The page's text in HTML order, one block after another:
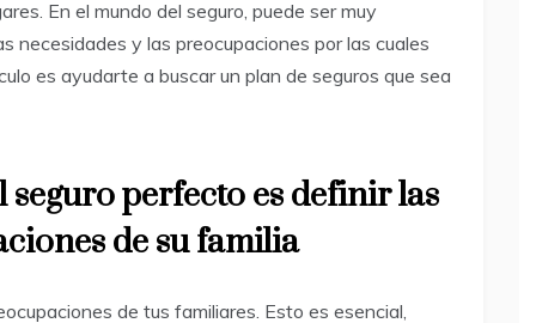
En el mundo del seguro, puede ser muy
necesidades y las preocupaciones por las cuales
es ayudarte a buscar un plan de seguros que sea
perfecto es definir las
de su familia
de tus familiares. Esto es esencial,